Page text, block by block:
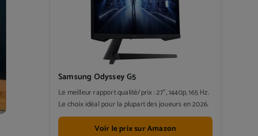
Samsung Odyssey G5
Le meilleur rapport qualité/prix : 27", 1440p, 165 Hz.
Le choix idéal pour la plupart des joueurs en 2026.
Voir le prix sur Amazon